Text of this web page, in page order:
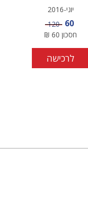
יוני-2016
מחיר מבצע
60 מחיר
120
חסכון 60
₪
לרכישה